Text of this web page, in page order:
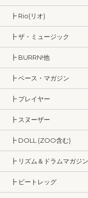
┣ Rio(リオ)
┣ ザ・ミュージック
┣ BURRN!他
┣ ベース・マガジン
┣ プレイヤー
┣ スヌーザー
┣ DOLL (ZOO含む)
┣ リズム＆ドラムマガジン
┣ ビートレッグ